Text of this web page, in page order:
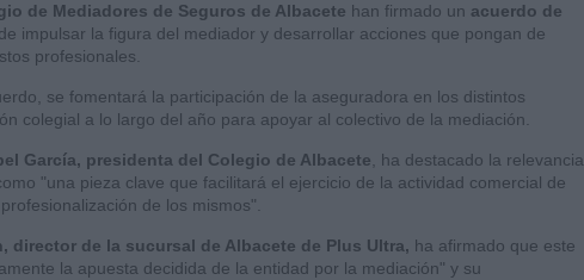
de Mediadores de Seguros de Albacete han firmado un acuerdo de
impulsar la figura del mediador y desarrollar acciones que pongan de
profesionales.
se fomentará la participación de la aseguradora en los distintos
colegial a lo largo del año para apoyar al colectivo de la mediación.
García, presidenta del Colegio de Albacete , ha destacado la relevancia
"una pieza clave que facilitará el ejercicio de la actividad comercial de
de los mismos".
director de la sucursal de Albacete de Plus Ultra, ha afirmado que este
la apuesta decidida de la entidad por la mediación" y su